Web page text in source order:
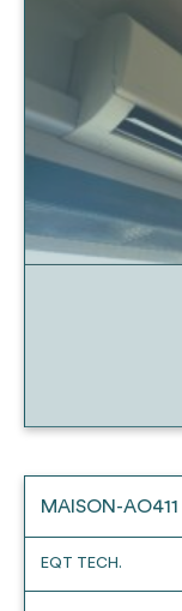
MAISON-AO411
EQT TECH.